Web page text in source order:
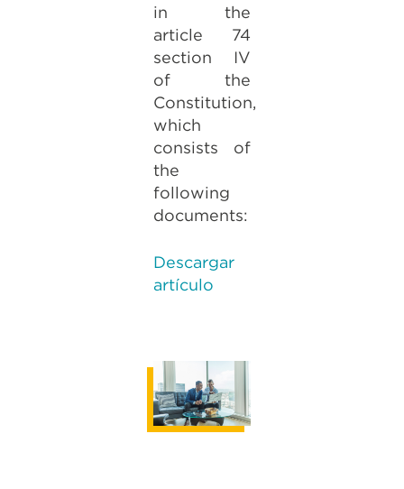
in the
article 74
section IV
of the
Constitution,
which
consists of
the
following
documents:
Descargar
artículo